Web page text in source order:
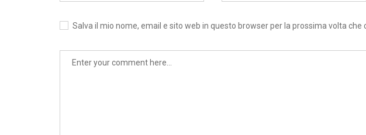
Salva il mio nome, email e sito web in questo browser per la prossima volta che